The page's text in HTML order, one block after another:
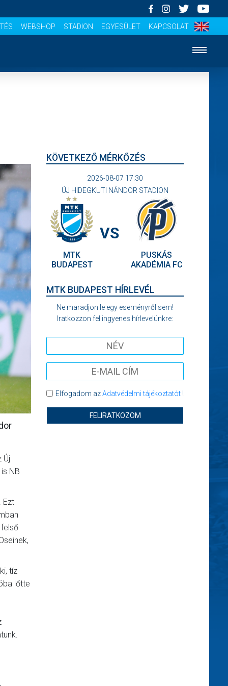
WEBSHOP STADION EGYESÜLET KAPCSOLAT
Új
NB
Ezt
tíz
lőtte
KÖVETKEZŐ MÉRKŐZÉS
2026-08-07 17:30
ÚJ HIDEGKUTI NÁNDOR STADION
MTK
BUDAPEST
VS
PUSKÁS
AKADÉMIA FC
MTK BUDAPEST HÍRLEVÉL
Ne maradjon le egy eseményről sem!
Iratkozzon fel ingyenes hírlevelünkre:
Elfogadom azAdatvédelmi tájékoztatót!
FELIRATKOZOM